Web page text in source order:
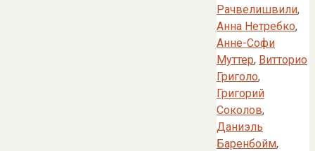
Рачвелишвили,
Анна Нетребко,
Анне-Софи
Муттер, Витторио
Григоло,
Григорий
Соколов,
Даниэль
Баренбойм,